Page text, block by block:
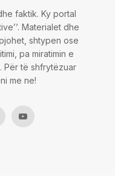
faktik. Ky portal
Materialet dhe
shtypen ose
pa miratimin e
Për të shfrytëzuar
me ne!